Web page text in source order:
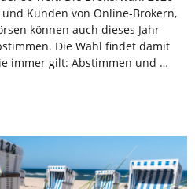
Kunden von Online-Brokern,
können auch dieses Jahr
Die Wahl findet damit
immer gilt: Abstimmen und …